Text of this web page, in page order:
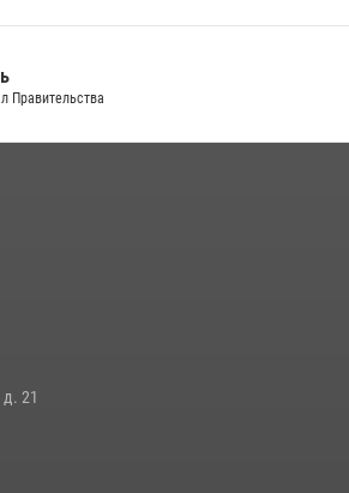
уникального передвижного
Омске
добровольной сдачи оружия в Омской
Правительства
21